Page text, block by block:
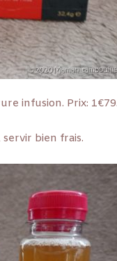
infusion. Prix:
servir bien frais.